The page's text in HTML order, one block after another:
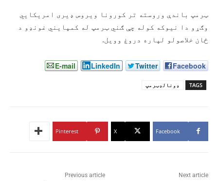
ټرمپ باندې وروسته تر کورونا ویروس ډیری امریکایي
وګړو دا نیوکه کوله چې ګني ټرمپ له کمپایني غونډو د
ځان خلاصولو لپاره دروغ وویل.
Facebook
Twitter
LinkedIn
E-mail
TAGS ډونالډټرمپ
Facebook
X
Pinterest
Previous article Next article